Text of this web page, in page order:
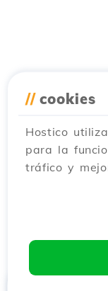
// cookies
Hostico
para la
tráfico y